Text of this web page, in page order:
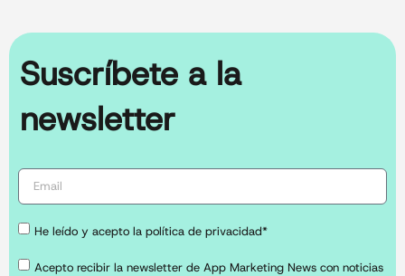
Suscríbete a la
newsletter
He leído y acepto la política de privacidad*
Acepto recibir la newsletter de App Marketing News con noticias